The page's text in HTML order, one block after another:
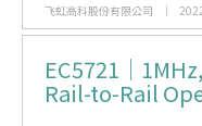
飞虹高科股份有限公司
EC5721｜
Rail-to-Rail